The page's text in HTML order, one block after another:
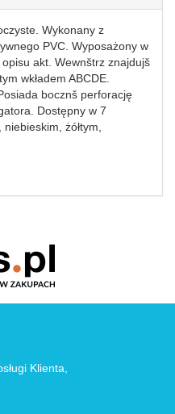
Wykonany z
PVC. Wyposażony w
akt. Wewnštrz znajdujš
wkładem ABCDE.
bocznš perforację
Dostępny w 7
żółtym,
Klienta,